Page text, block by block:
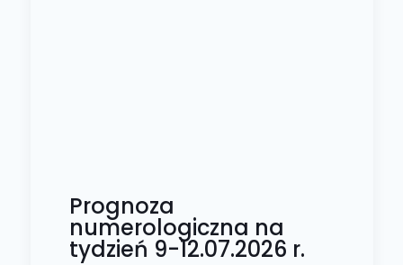
Prognoza
numerologiczna na
tydzień 9-12.07.2026 r.